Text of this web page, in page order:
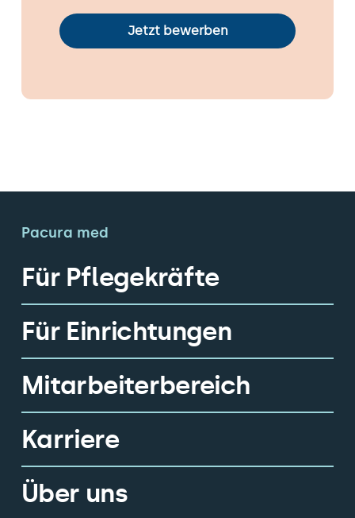
Jetzt bewerben
Pacura med
Für Pflegekräfte
Für Einrichtungen
Mitarbeiterbereich
Karriere
Über uns